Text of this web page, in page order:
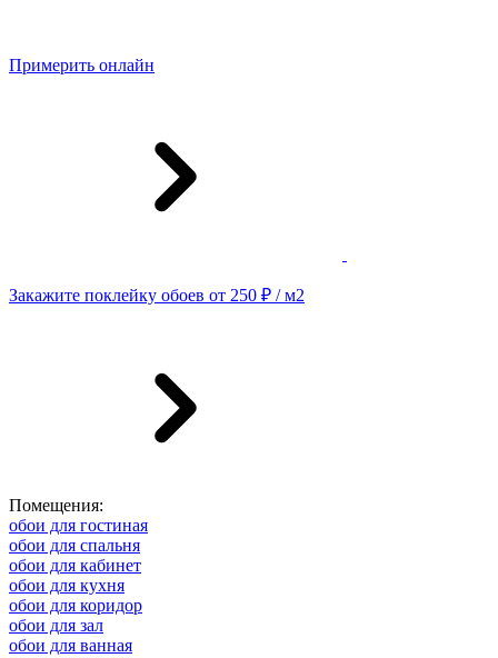
Примерить онлайн
Закажите поклейку обоев от 250 ₽ / м2
Помещения:
обои для гостиная
обои для спальня
обои для кабинет
обои для кухня
обои для коридор
обои для зал
обои для ванная